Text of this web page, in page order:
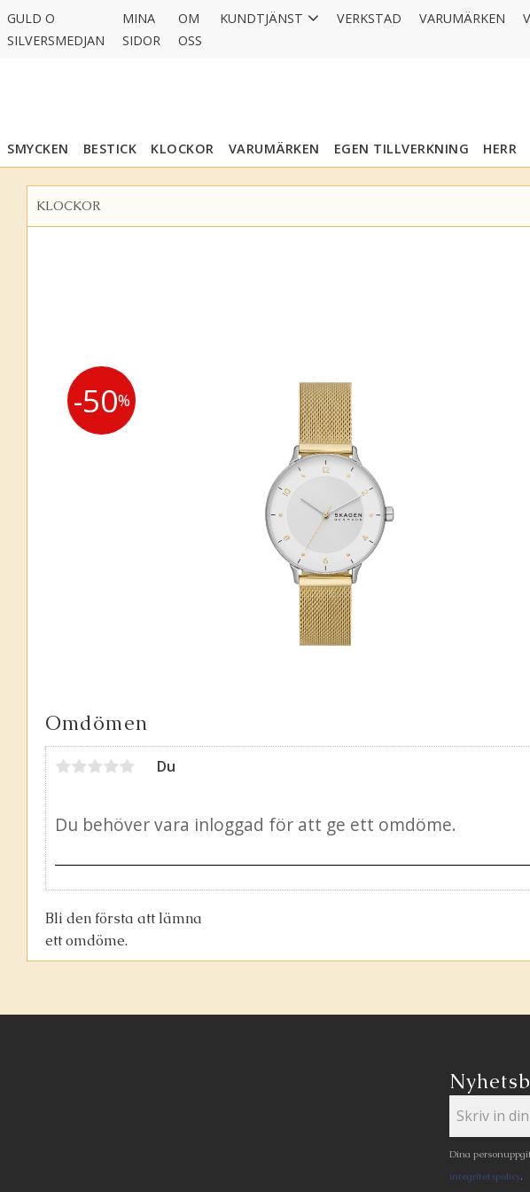
GULD O
SILVERSMEDJAN
MINA
SIDOR
OM
OSS
KUNDTJÄNST VERKSTAD VARUMÄRKEN
SMYCKEN BESTICK KLOCKOR VARUMÄRKEN EGEN TILLVERKNING HERR
KLOCKOR
50%
Omdömen
Du
Bli den första att lämna
ett omdöme.
Dina
integritetspolicy.